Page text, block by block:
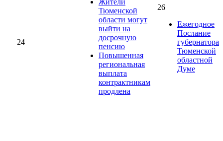
24
Жители
Тюменской
области могут
выйти на
досрочную
пенсию
Повышенная
региональная
выплата
контрактникам
продлена
26
Ежегодное
Послание
губернатора
Тюменской
областной
Думе